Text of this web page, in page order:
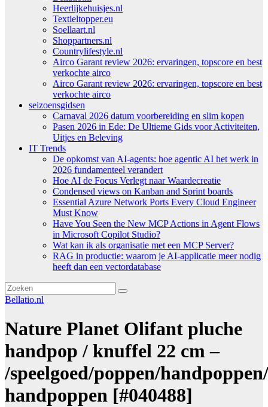
Heerlijkehuisjes.nl
Textieltopper.eu
Soellaart.nl
Shoppartners.nl
Countrylifestyle.nl
Airco Garant review 2026: ervaringen, topscore en best
verkochte airco
Airco Garant review 2026: ervaringen, topscore en best
verkochte airco
seizoensgidsen
Carnaval 2026 datum voorbereiding en slim kopen
Pasen 2026 in Ede: De Ultieme Gids voor Activiteiten,
Uitjes en Beleving
IT Trends
De opkomst van AI-agents: hoe agentic AI het werk in
2026 fundamenteel verandert
Hoe AI de Focus Verlegt naar Waardecreatie
Condensed views on Kanban and Sprint boards
Essential Azure Network Ports Every Cloud Engineer
Must Know
Have You Seen the New MCP Actions in Agent Flows
in Microsoft Copilot Studio?
Wat kan ik als organisatie met een MCP Server?
RAG in productie: waarom je AI-applicatie meer nodig
heeft dan een vectordatabase
Bellatio.nl
Nature Planet Olifant pluche
handpop / knuffel 22 cm –
/speelgoed/poppen/
handpoppen [#040488]